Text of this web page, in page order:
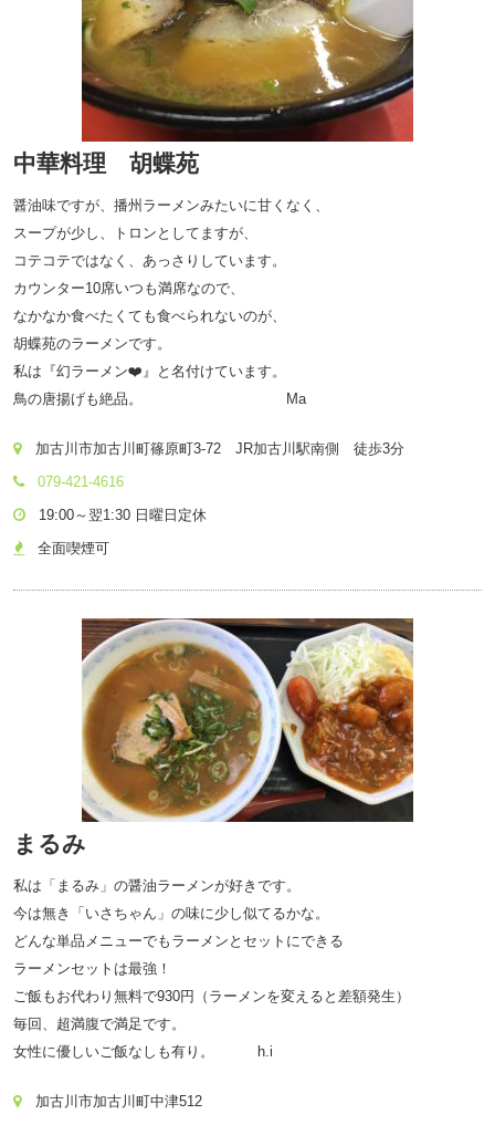
中華料理 胡蝶苑
醤油味ですが、播州ラーメンみたいに甘くなく、
スープが少し、トロンとしてますが、
コテコテではなく、あっさりしています。
カウンター10席いつも満席なので、
なかなか食べたくても食べられないのが、
胡蝶苑のラーメンです。
私は『幻ラーメン❤️』と名付けています。
鳥の唐揚げも絶品。 Ma
加古川市加古川町篠原町3-72 JR加古川駅南側 徒歩3分
079-421-4616
19:00～翌1:30 日曜日定休
全面喫煙可
まるみ
私は「まるみ」の醤油ラーメンが好きです。
今は無き「いさちゃん」の味に少し似てるかな。
どんな単品メニューでもラーメンとセットにできる
ラーメンセットは最強！
ご飯もお代わり無料で930円（ラーメンを変えると差額発生）
毎回、超満腹で満足です。
女性に優しいご飯なしも有り。 h.i
加古川市加古川町中津512